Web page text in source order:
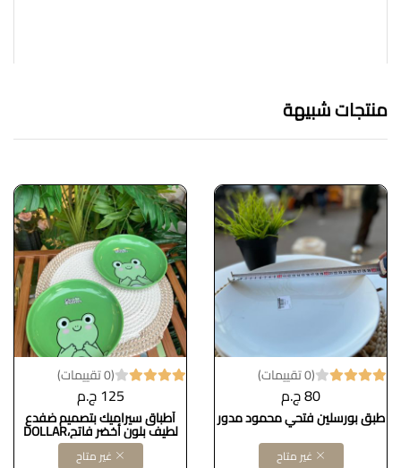
منتجات شبيهة
(0 تقييمات)
80 ج.م
طبق بورسلين فتحي محمود مدور
غير متاح
(0 تقييمات)
125 ج.م
أطباق سيراميك بتصميم ضفدع
لطيف بلون أخضر فاتح،DOLLAR
FOR IMPOR كود B0DZQMS2Q1 غير متاح